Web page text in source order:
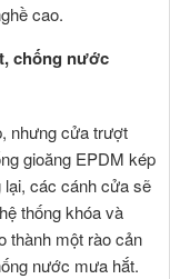
cao.
chống nước
nhưng cửa trượt
gioăng EPDM kép
các cánh cửa sẽ
thống khóa và
thành một rào cản
nước mưa hắt.